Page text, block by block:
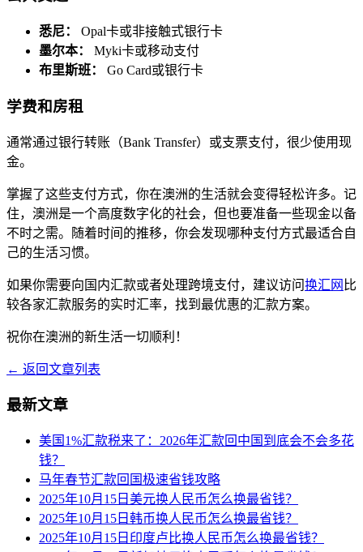
悉尼：
Opal卡或非接触式银行卡
墨尔本：
Myki卡或移动支付
布里斯班：
Go Card或银行卡
学费和房租
通常通过银行转账（Bank Transfer）或支票支付，很少使用现
金。
掌握了这些支付方式，你在澳洲的生活就会变得轻松许多。记
住，澳洲是一个高度数字化的社会，但也要准备一些现金以备
不时之需。随着时间的推移，你会发现哪种支付方式最适合自
己的生活习惯。
如果你需要向国内汇款或者处理跨境支付，建议访问换汇网 比
较各家汇款服务的实时汇率，找到最优惠的汇款方案。
祝你在澳洲的新生活一切顺利！
← 返回文章列表
最新文章
美国1%汇款税来了：2026年汇款回中国到底会不会多花
钱？
马年春节汇款回国极速省钱攻略
2025年10月15日美元换人民币怎么换最省钱？
2025年10月15日韩币换人民币怎么换最省钱？
2025年10月15日印度卢比换人民币怎么换最省钱？